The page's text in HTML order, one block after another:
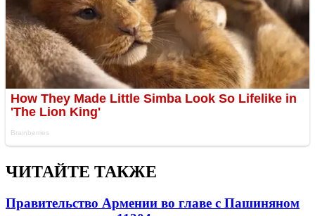
ЧИТАЙТЕ ТАКЖЕ
Правительство Армении во главе с Пашиняном